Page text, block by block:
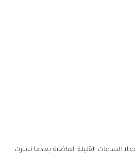
جدلا الساعات القليلة الماضية بعدما نشرت